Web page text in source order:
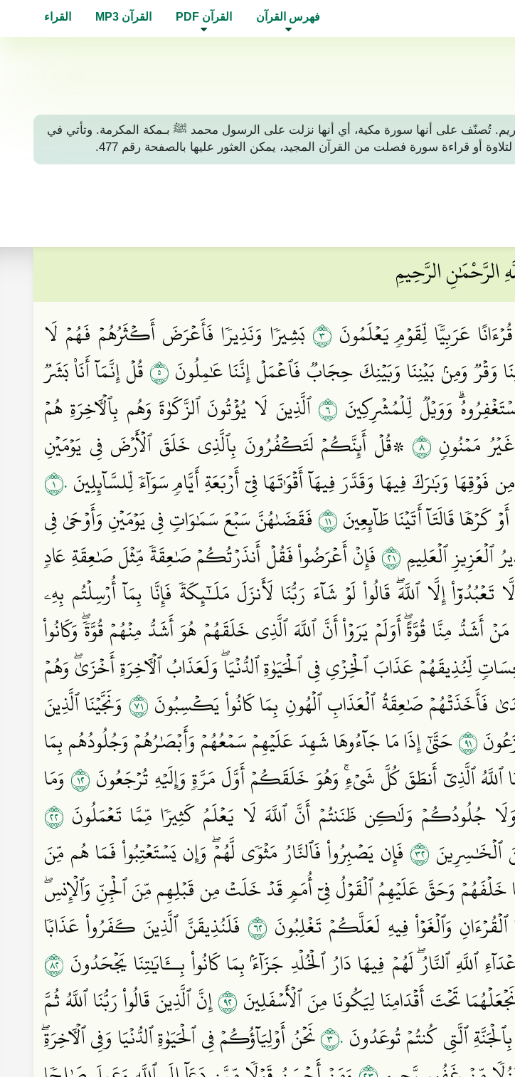
فهرس القرآن القرآن PDF القرآن MP3 القراء
سور القرآن الكريم. تُصنّف على أنها سورة مكية، أي أنها نزلت على الرسول محمد ﷺ بـمكة المكرمة. وتأتي في
الرَّحْمَٰنِ الرَّحِيمِ
عَرَبِيّٗا لِّقَوۡمٖ يَعۡلَمُونَ ٣ بَشِيرٗا وَنَذِيرٗا فَأَعۡرَضَ أَكۡثَرُهُمۡ فَهُمۡ لَا
وَقۡرٞ وَمِنۢ بَيۡنِنَا وَبَيۡنِكَ حِجَابٞ فَٱعۡمَلۡ إِنَّنَا عَٰمِلُونَ٥قُلۡ إِنَّمَآ أَنَا۠ بَشَرٞ
وَوَيۡلٞ لِّلۡمُشۡرِكِينَ ٦ٱلَّذِينَ لَا يُؤۡتُونَ ٱلزَّكَوٰةَ وَهُم بِٱلۡأٓخِرَةِ هُمۡ
مَمۡنُونٖ ٨ ۞قُلۡ أَئِنَّكُمۡ لَتَكۡفُرُونَ بِٱلَّذِي خَلَقَ ٱلۡأَرۡضَ فِي يَوۡمَيۡنِ
وَبَٰرَكَ فِيهَا وَقَدَّرَ فِيهَآ أَقۡوَٰتَهَا فِيٓ أَرۡبَعَةِ أَيَّامٖ سَوَآءٗ لِّلسَّآئِلِينَ١٠
قَالَتَآ أَتَيۡنَا طَآئِعِينَ١١فَقَضَىٰهُنَّ سَبۡعَ سَمَٰوَاتٖ فِي يَوۡمَيۡنِ وَأَوۡحَىٰ فِي
ٱلۡعَزِيزِ ٱلۡعَلِيمِ١٢فَإِنۡ أَعۡرَضُواْ فَقُلۡ أَنذَرۡتُكُمۡ صَٰعِقَةٗ مِّثۡلَ صَٰعِقَةِ عَادٖ
إِلَّا ٱللَّهَۖ قَالُواْ لَوۡ شَآءَ رَبُّنَا لَأَنزَلَ مَلَـٰٓئِكَةٗ فَإِنَّا بِمَآ أُرۡسِلۡتُم بِهِۦ
أَشَدُّ مِنَّا قُوَّةًۖ أَوَلَمۡ يَرَوۡاْ أَنَّ ٱللَّهَ ٱلَّذِي خَلَقَهُمۡ هُوَ أَشَدُّ مِنۡهُمۡ قُوَّةٗۖ وَكَانُواْ
لِّنُذِيقَهُمۡ عَذَابَ ٱلۡخِزۡيِ فِي ٱلۡحَيَوٰةِ ٱلدُّنۡيَاۖ وَلَعَذَابُ ٱلۡأٓخِرَةِ أَخۡزَىٰۖ وَهُمۡ
فَأَخَذَتۡهُمۡ صَٰعِقَةُ ٱلۡعَذَابِ ٱلۡهُونِ بِمَا كَانُواْ يَكۡسِبُونَ١٧ وَنَجَّيۡنَا ٱلَّذِينَ
١٩حَتَّىٰٓ إِذَا مَا جَآءُوهَا شَهِدَ عَلَيۡهِمۡ سَمۡعُهُمۡ وَأَبۡصَٰرُهُمۡ وَجُلُودُهُم بِمَا
ٱللَّهُ ٱلَّذِيٓ أَنطَقَ كُلَّ شَيۡءٖۚ وَهُوَ خَلَقَكُمۡ أَوَّلَ مَرَّةٖ وَإِلَيۡهِ تُرۡجَعُونَ٢١ وَمَا
وَلَٰكِن ظَنَنتُمۡ أَنَّ ٱللَّهَ لَا يَعۡلَمُ كَثِيرٗا مِّمَّا تَعۡمَلُونَ ٢٢
ٱلۡخَٰسِرِينَ ٢٣ فَإِن يَصۡبِرُواْ فَٱلنَّارُ مَثۡوٗى لَّهُمۡۖ وَإِن يَسۡتَعۡتِبُواْ فَمَا هُم مِّنَ
خَلۡفَهُمۡ وَحَقَّ عَلَيۡهِمُ ٱلۡقَوۡلُ فِيٓ أُمَمٖ قَدۡ خَلَتۡ مِن قَبۡلِهِم مِّنَ ٱلۡجِنِّ وَٱلۡإِنسِۖ
وَٱلۡغَوۡاْ فِيهِ لَعَلَّكُمۡ تَغۡلِبُونَ ٢٦ فَلَنُذِيقَنَّ ٱلَّذِينَ كَفَرُواْ عَذَابٗا
ٱللَّهِ ٱلنَّارُۖ لَهُمۡ فِيهَا دَارُ ٱلۡخُلۡدِ جَزَآءَۢ بِمَا كَانُواْ بِــَٔايَٰتِنَا يَجۡحَدُونَ ٢٨
تَحۡتَ أَقۡدَامِنَا لِيَكُونَا مِنَ ٱلۡأَسۡفَلِينَ٢٩إِنَّ ٱلَّذِينَ قَالُواْ رَبُّنَا ٱللَّهُ ثُمَّ
ٱلَّتِي كُنتُمۡ تُوعَدُونَ٣٠نَحۡنُ أَوۡلِيَآؤُكُمۡ فِي ٱلۡحَيَوٰةِ ٱلدُّنۡيَا وَفِي ٱلۡأٓخِرَةِۖ